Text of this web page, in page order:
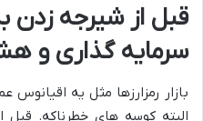
قبل از شیرجه زدن
سرمایه گذاری و
بازار رمزارزها مثل یه
البته کوسه های خطرناکه.